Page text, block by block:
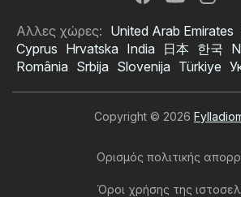
Αλλες χώρες: United Arab Emirates
Cyprus Hrvatska India 日本 한국
România Srbija Slovenija Türkiye
Copyright © 2026
Ορισμός πολιτικής
Όροι χρήσης της